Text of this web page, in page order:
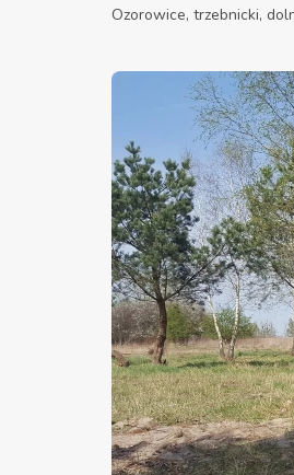
Ozorowice, trzebnicki,